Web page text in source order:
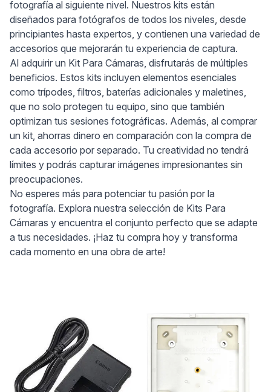
fotografía al siguiente nivel. Nuestros kits están
diseñados para fotógrafos de todos los niveles, desde
principiantes hasta expertos, y contienen una variedad de
accesorios que mejorarán tu experiencia de captura.
Al adquirir un Kit Para Cámaras, disfrutarás de múltiples
beneficios. Estos kits incluyen elementos esenciales
como trípodes, filtros, baterías adicionales y maletines,
que no solo protegen tu equipo, sino que también
optimizan tus sesiones fotográficas. Además, al comprar
un kit, ahorras dinero en comparación con la compra de
cada accesorio por separado. Tu creatividad no tendrá
límites y podrás capturar imágenes impresionantes sin
preocupaciones.
No esperes más para potenciar tu pasión por la
fotografía. Explora nuestra selección de Kits Para
Cámaras y encuentra el conjunto perfecto que se adapte
a tus necesidades. ¡Haz tu compra hoy y transforma
cada momento en una obra de arte!